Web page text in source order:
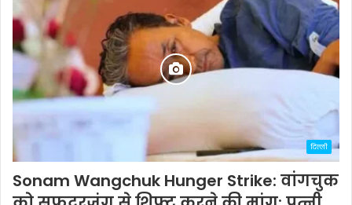
दिल्ली
Sonam Wangchuk Hunger Strike: वांगचुक